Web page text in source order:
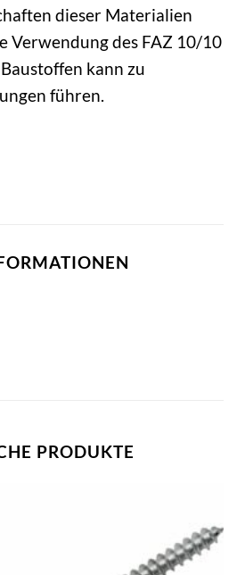
dieser Materialien
Verwendung des FAZ 10/10
kann zu
führen.
PRODUKTE